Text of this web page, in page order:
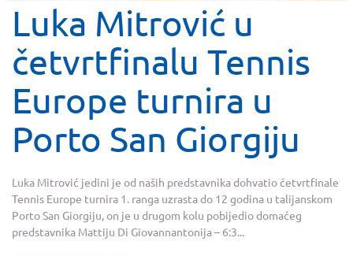
Luka Mitrović u
četvrtfinalu Tennis
Europe turnira u
Porto San Giorgiju
Luka Mitrović jedini je od naših predstavnika dohvatio četvrtfinale
Tennis Europe turnira 1. ranga uzrasta do 12 godina u talijanskom
Porto San Giorgiju, on je u drugom kolu pobijedio domaćeg
predstavnika Mattiju Di Giovannantonija – 6:3...